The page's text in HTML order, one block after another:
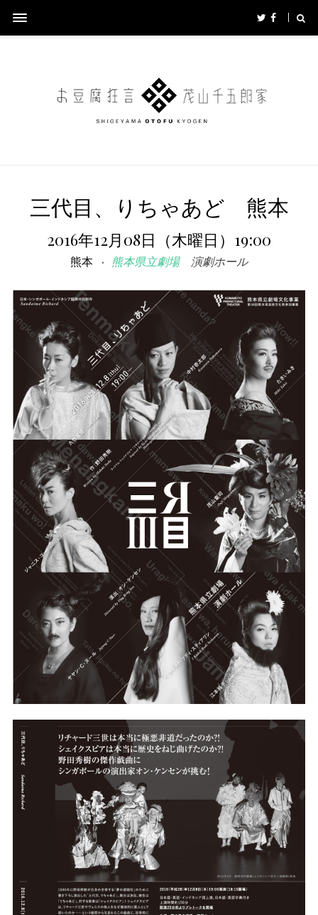
三代目、りちゃあど 熊本
2016年12月08日（木曜日）19:00
熊本 熊本県立劇場演劇ホール